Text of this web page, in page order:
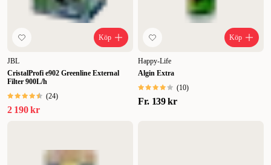
Köp
JBL
CristalProfi e902 Greenline External
Filter 900L/h
(24)
2 190 kr
Köp
Happy-Life
Algin Extra
(10)
Fr. 139 kr